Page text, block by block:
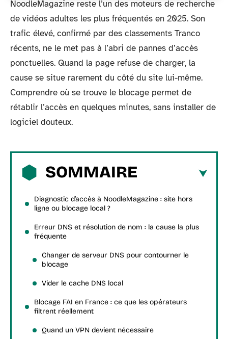
NoodleMagazine reste l’un des moteurs de recherche
de vidéos adultes les plus fréquentés en 2025. Son
trafic élevé, confirmé par des classements Tranco
récents, ne le met pas à l’abri de pannes d’accès
ponctuelles. Quand la page refuse de charger, la
cause se situe rarement du côté du site lui-même.
Comprendre où se trouve le blocage permet de
rétablir l’accès en quelques minutes, sans installer de
logiciel douteux.
SOMMAIRE
Diagnostic d’accès à NoodleMagazine : site hors
ligne ou blocage local ?
Erreur DNS et résolution de nom : la cause la plus
fréquente
Changer de serveur DNS pour contourner le
blocage
Vider le cache DNS local
Blocage FAI en France : ce que les opérateurs
filtrent réellement
Quand un VPN devient nécessaire